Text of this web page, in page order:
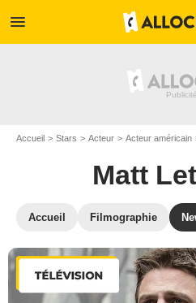
menu
Accueil Stars Acteur Acteur américain
Matt
Accueil Filmographie